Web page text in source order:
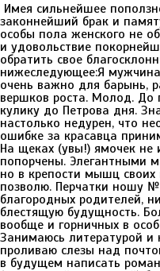
Имея сильнейшее
законнейший брак и
особы пола женского не
и удовольствие
обратить свое
нижеследующее:Я
очень важно для барынь,
вершков роста. Молод.
кулику до Петрова дня.
настолько недурен, что
ошибке за красавца
На щеках (увы!) ямочек не
попорчены. Элегантными
но в крепости мышц своих
позволю. Перчатки ношу
благородных родителей,
блестящую будущность.
вообще и горничных в
Занимаюсь литературой и
проливаю слезы над
в будущем написать